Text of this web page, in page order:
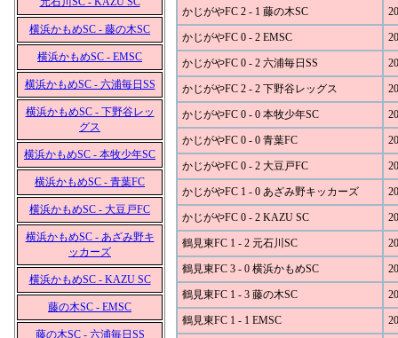
横浜かもめSC - 藤の木SC
横浜かもめSC - EMSC
横浜かもめSC - 六浦毎日SS
横浜かもめSC - 下野谷レッ
グス
横浜かもめSC - 本牧少年SC
横浜かもめSC - 青葉FC
横浜かもめSC - 大豆戸FC
横浜かもめSC - あざみ野キ
ッカーズ
横浜かもめSC - KAZU SC
藤の木SC - EMSC
藤の木SC - 六浦毎日SS
かじがやFC 2 - 1 藤の木SC
かじがやFC 0 - 2 EMSC
かじがやFC 0 - 2 六浦毎日SS
かじがやFC 2 - 2 下野谷レッグス
かじがやFC 0 - 0 本牧少年SC
かじがやFC 0 - 0 青葉FC
かじがやFC 0 - 2 大豆戸FC
かじがやFC 1 - 0 あざみ野キッカーズ
かじがやFC 0 - 2 KAZU SC
鶴見東FC 1 - 2 元石川SC
鶴見東FC 3 - 0 横浜かもめSC
鶴見東FC 1 - 3 藤の木SC
鶴見東FC 1 - 1 EMSC